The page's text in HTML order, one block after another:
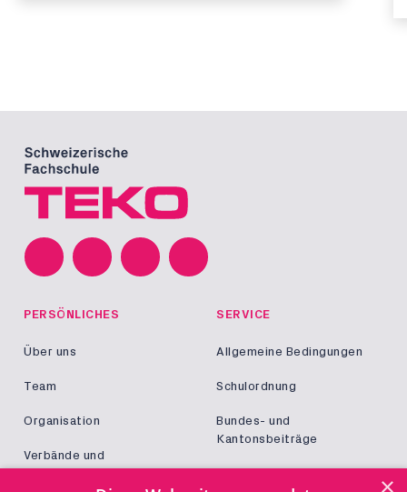
PERSÖNLICHES
Über uns
Team
Organisation
Verbände und
SERVICE
Allgemeine Bedingungen
Schulordnung
Bundes- und
Kantonsbeiträge